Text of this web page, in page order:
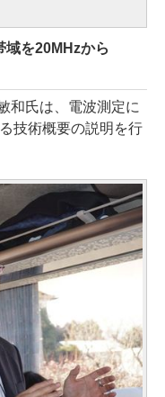
域を20MHzから
和氏は、電波測定に
技術概要の説明を行